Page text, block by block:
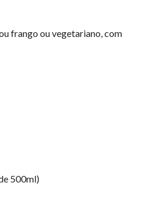
frango ou vegetariano, com
500ml)